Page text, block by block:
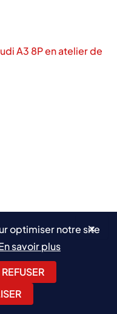
signes d’usure
×
optimiser notre site
savoir plus
REFUSER